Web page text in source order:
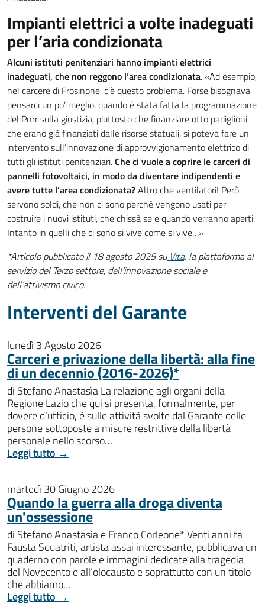
Impianti elettrici a volte inadeguati
per l’aria condizionata
Alcuni istituti penitenziari hanno impianti elettrici
inadeguati, che non reggono l’area condizionata. «Ad esempio,
nel carcere di Frosinone, c’è questo problema. Forse bisognava
pensarci un po’ meglio, quando è stata fatta la programmazione
del Pnrr sulla giustizia, piuttosto che finanziare otto padiglioni
che erano già finanziati dalle risorse statuali, si poteva fare un
intervento sull’innovazione di approvvigionamento elettrico di
tutti gli istituti penitenziari.Che ci vuole a coprire le carceri di
pannelli fotovoltaici, in modo da diventare indipendenti e
avere tutte l’area condizionata?Altro che ventilatori! Però
servono soldi, che non ci sono perché vengono usati per
costruire i nuovi istituti, che chissà se e quando verranno aperti.
Intanto in quelli che ci sono si vive come si vive…»
*Articolo pubblicato il 18 agosto 2025 suVita, la piattaforma al
servizio del Terzo settore, dell’innovazione sociale e
dell’attivismo civico.
Interventi del Garante
lunedì 3 Agosto 2026
Carceri e privazione della libertà: alla fine
di un decennio (2016-2026)*
di Stefano Anastasìa La relazione agli organi della
Regione Lazio che qui si presenta, formalmente, per
dovere d’ufficio, è sulle attività svolte dal Garante delle
persone sottoposte a misure restrittive della libertà
personale nello scorso…
Leggi tutto →
martedì 30 Giugno 2026
Quando la guerra alla droga diventa
un'ossessione
di Stefano Anastasìa e Franco Corleone* Venti anni fa
Fausta Squatriti, artista assai interessante, pubblicava un
quaderno con parole e immagini dedicate alla tragedia
del Novecento e all’olocausto e soprattutto con un titolo
che abbiamo…
Leggi tutto →